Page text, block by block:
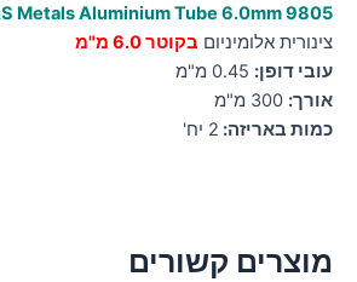
Metals Aluminium Tube 6.0mm9805
צינורית אלומיניום בקוטר 6.0 מ"מ
עובי דופן:
אורך:
כמות באריזה: 2 יח'
מוצרים קשורים